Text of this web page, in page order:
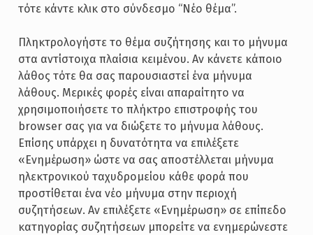
τότε κάντε κλικ στο σύνδεσμο “Νέο θέμα”.
Πληκτρολογήστε το θέμα συζήτησης και το μήνυμα
στα αντίστοιχα πλαίσια κειμένου. Αν κάνετε κάποιο
λάθος τότε θα σας παρουσιαστεί ένα μήνυμα
λάθους. Μερικές φορές είναι απαραίτητο να
χρησιμοποιήσετε το πλήκτρο επιστροφής του
browser σας για να διώξετε το μήνυμα λάθους.
Επίσης υπάρχει η δυνατότητα να επιλέξετε
«Ενημέρωση» ώστε να σας αποστέλλεται μήνυμα
ηλεκτρονικού ταχυδρομείου κάθε φορά που
προστίθεται ένα νέο μήνυμα στην περιοχή
συζητήσεων. Αν επιλέξετε «Ενημέρωση» σε επίπεδο
κατηγορίας συζητήσεων μπορείτε να ενημερώνεστε